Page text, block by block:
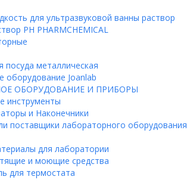
для ультразвуковой ванны раствор
PH PHARMCHEMICAL
посуда металлическая
оборудование Joanlab
ОБОРУДОВАНИЕ И ПРИБОРЫ
инструменты
и Наконечники
поставщики лабораторного оборудования
для лаборатории
и моющие средства
для термостата